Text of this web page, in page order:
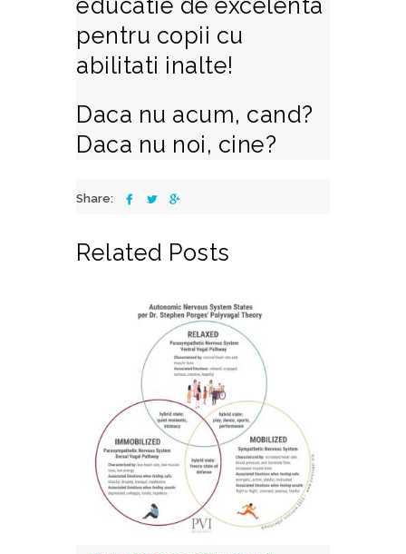
pentru copii cu
abilitati inalte!
Daca nu acum, cand?
Daca nu noi, cine?
Share:
Related Posts